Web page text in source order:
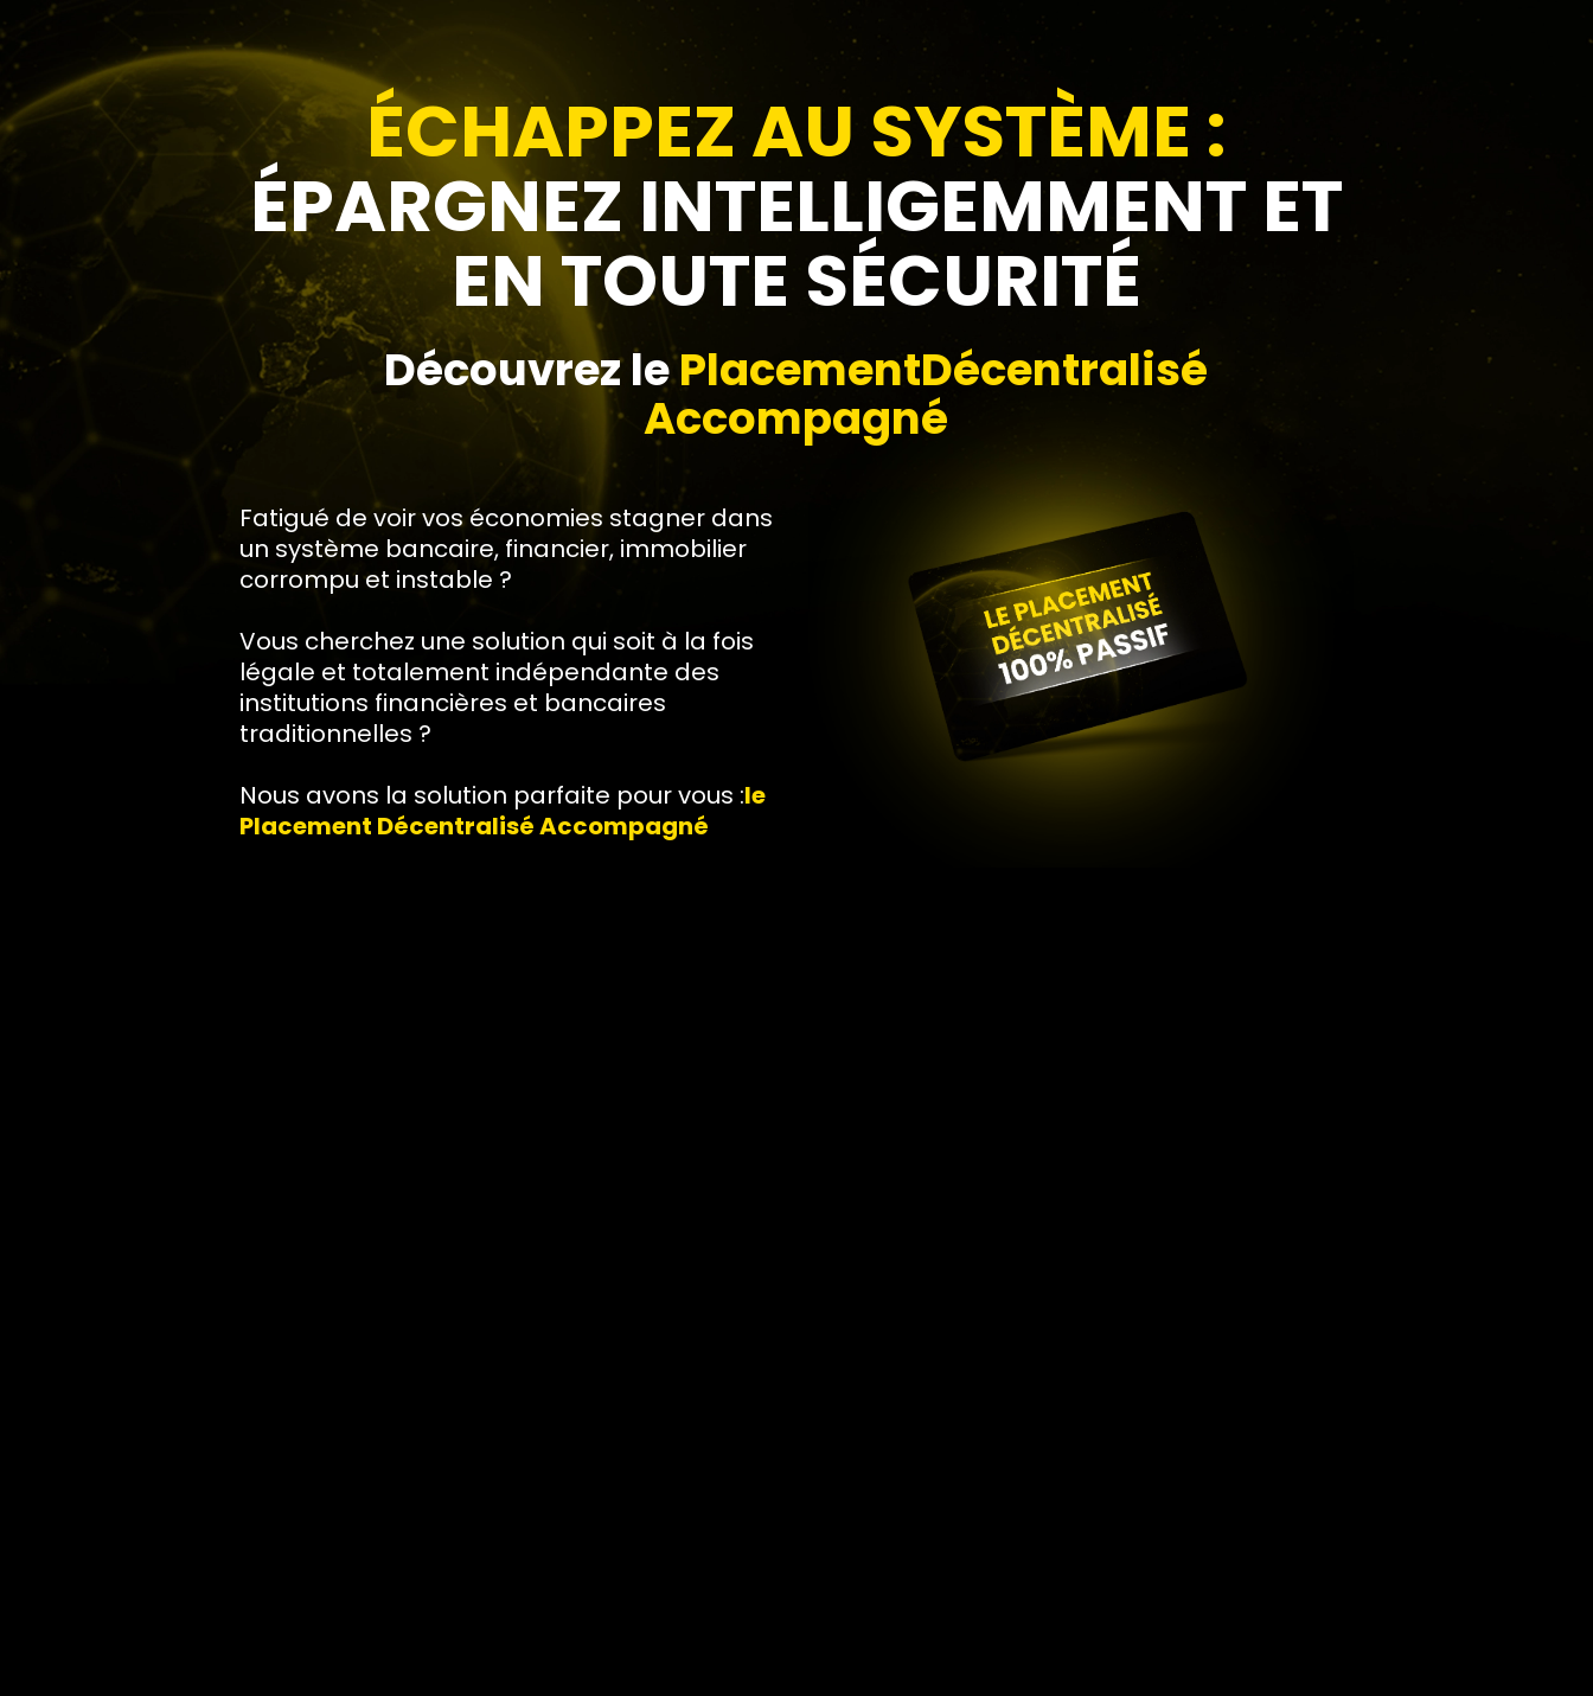
ÉCHAPPEZ AU SYSTÈME :
ÉPARGNEZ INTELLIGEMMENT ET
EN TOUTE SÉCURITÉ
Découvrez lePlacementDécentralisé
Accompagné
Fatigué de voir vos économies stagner dans
un système bancaire, financier, immobilier
corrompu et instable ?
Vous cherchez une solution qui soit à la fois
légale et totalement indépendante des
institutions financières et bancaires
traditionnelles ?
Nous avons la solution parfaite pour vous :le
Placement Décentralisé Accompagné